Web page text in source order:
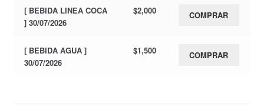
[ BEBIDA LINEA COCA
] 30/07/2026
$2,000 COMPRAR
[ BEBIDA AGUA ]
30/07/2026
$1,500 COMPRAR